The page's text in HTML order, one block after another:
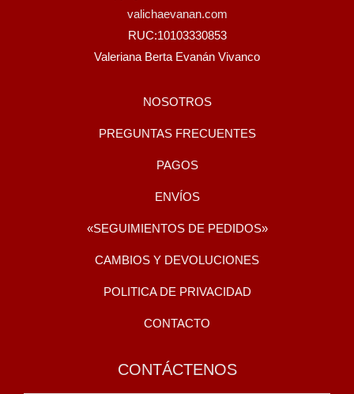
valichaevanan.com
RUC:10103330853
Valeriana Berta Evanán Vivanco
NOSOTROS
PREGUNTAS FRECUENTES
PAGOS
ENVÍOS
«SEGUIMIENTOS DE PEDIDOS»
CAMBIOS Y DEVOLUCIONES
POLITICA DE PRIVACIDAD
CONTACTO
CONTÁCTENOS